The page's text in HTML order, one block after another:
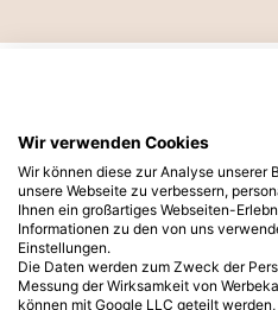
Besuchen Sie
Archipoint
15.09. Düsseldorf
18.09. Frankfurt
Exklusiv für Fachbesucher.
Wir verwenden Cookies
Wir können diese zur Analyse unserer
unsere Webseite zu verbessern,
Ihnen ein großartiges Webseiten-
Informationen zu den von uns
Einstellungen.
Die Daten werden zum Zweck der
Messung der Wirksamkeit von
können mit Google LLC geteilt